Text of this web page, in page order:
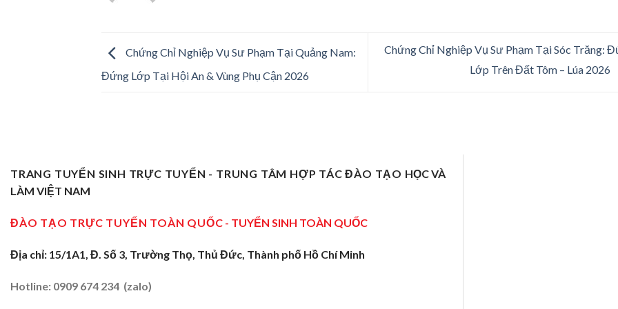
Chứng Chỉ Nghiệp Vụ Sư Phạm Tại Quảng Nam:
Đứng Lớp Tại Hội An & Vùng Phụ Cận 2026
Chứng Chỉ Nghiệp Vụ Sư Phạm Tại Sóc Trăng:
Lớp Trên Đất Tôm – Lúa 2026
TRANG TUYỂN SINH TRỰC TUYẾN - TRUNG TÂM HỢP TÁC ĐÀO TẠO HỌC VÀ
LÀM VIỆT NAM
ĐÀO TẠO TRỰC TUYẾN TOÀN QUỐC - TUYỂN SINH TOÀN QUỐC
Địa chỉ: 15/1A1, Đ. Số 3, Trường Thọ, Thủ Đức, Thành phố Hồ Chí Minh
Hotline: 0909 674 234 (zalo)